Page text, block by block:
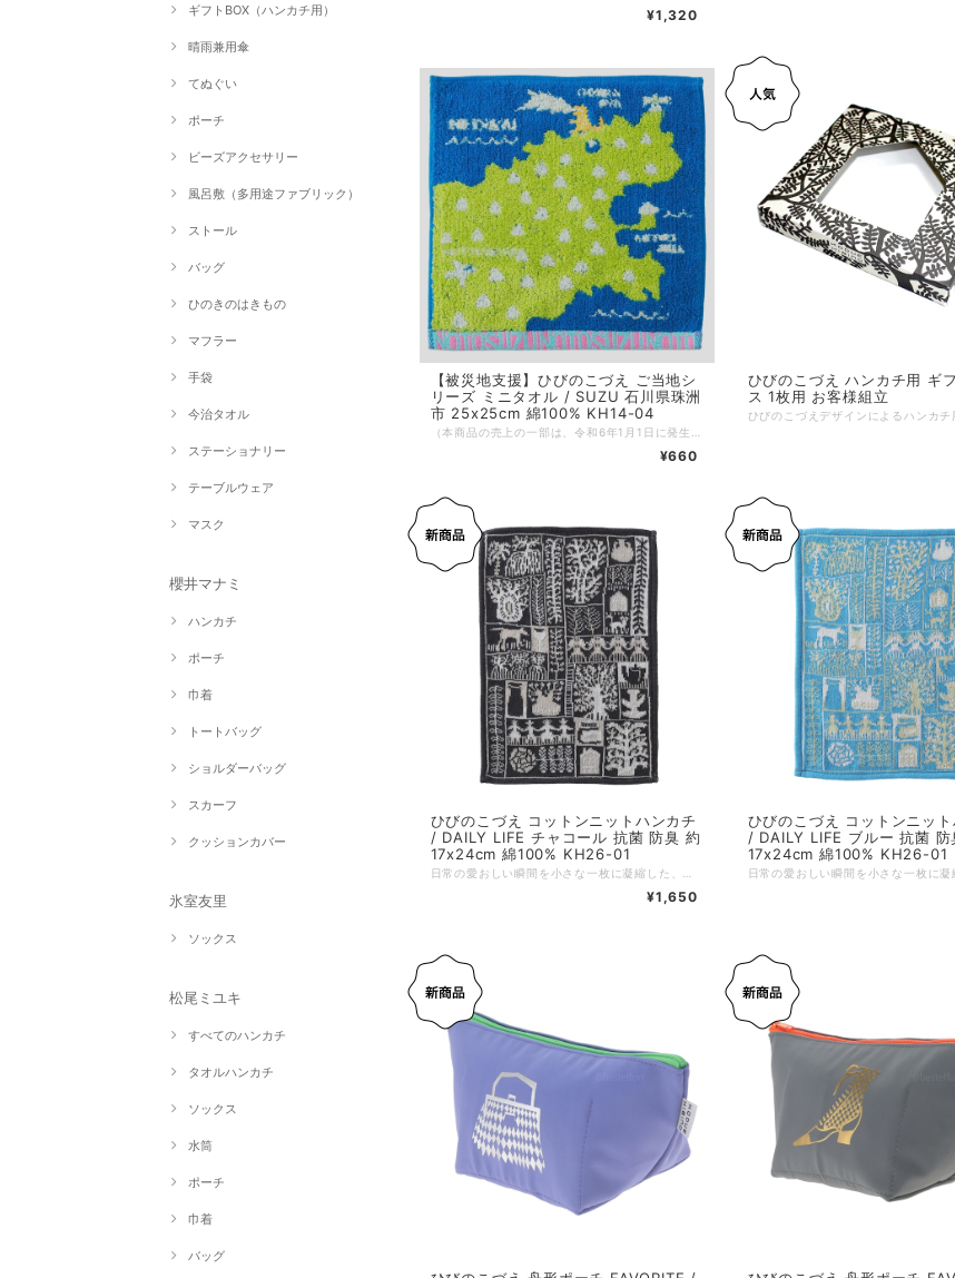
ギフトBOX（ハンカチ用）
晴雨兼用傘
てぬぐい
ポーチ
ビーズアクセサリー
風呂敷（多用途ファブリック）
ストール
バッグ
ひのきのはきもの
マフラー
手袋
今治タオル
ステーショナリー
テーブルウェア
マスク
櫻井マナミ
ハンカチ
ポーチ
巾着
トートバッグ
ショルダーバッグ
スカーフ
クッションカバー
氷室友里
ソックス
松尾ミユキ
すべてのハンカチ
タオルハンカチ
ソックス
水筒
ポーチ
巾着
バッグ
¥1,320
【被災地支援】ひびのこづえ ご当地シ
リーズ ミニタオル / SUZU 石川県珠洲
市 25x25cm 綿100% KH14-04
¥660
ひびのこづえ ハンカチ用 ギ
ス 1枚用 お客様組立
ひびのこづえ コットンニットハンカチ
/ DAILY LIFE チャコール 抗菌 防臭 約
17x24cm 綿100% KH26-01
¥1,650
ひびのこづえ コットンニット
/ DAILY LIFE ブルー 抗菌 防
17x24cm 綿100% KH26-01